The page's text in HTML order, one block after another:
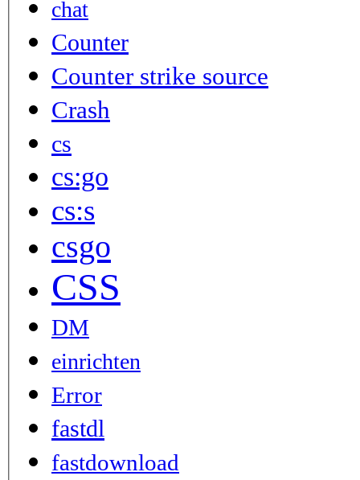
chat
Counter
Counter strike source
Crash
cs
cs:go
cs:s
csgo
CSS
DM
einrichten
Error
fastdl
fastdownload